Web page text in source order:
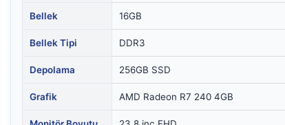
Bellek 16GB
Bellek Tipi DDR3
Depolama 256GB SSD
Grafik AMD Radeon R7 240 4GB